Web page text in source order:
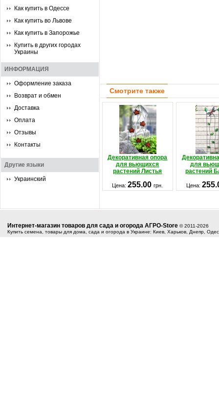
Как купить в Одессе
Как купить во Львове
Как купить в Запорожье
Купить в других городах
Украины
ИНФОРМАЦИЯ
Оформление заказа
Возврат и обмен
Доставка
Оплата
Отзывы
Контакты
Другие языки
Украинский
Смотрите также
Декоративная опора
для вьющихся
растений Листья
для
растений
Цена:255.00грн. Цена:
Интернет-магазин товаров для сада и огорода АГРО-Store © 2011-2026
Купить семена, товары для дома, сада и огорода в Украине: Киев, Харьков, Днепр,